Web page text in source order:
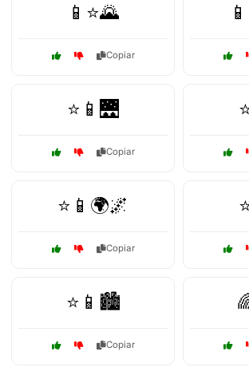
📱⭐🌄
Copiar
⭐📱🌉
Copiar
⭐📱🌍🌌
Copiar
⭐📱🏙️
Copiar